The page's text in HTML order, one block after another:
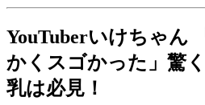
YouTuberいけちゃん
かくスゴかった」驚
乳は必見！